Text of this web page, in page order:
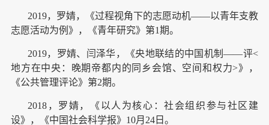
2019，罗婧，《过程视角下的志愿动机——以青年支教
志愿活动为例》，《青年研究》第1期。
2019，罗婧、闫泽华，《央地联结的中国机制——评<
地方在中央：晚期帝都内的同乡会馆、空间和权力>》，
《公共管理评论》第2期。
2018，罗婧，《以人为核心：社会组织参与社区建
设》，《中国社会科学报》10月24日。